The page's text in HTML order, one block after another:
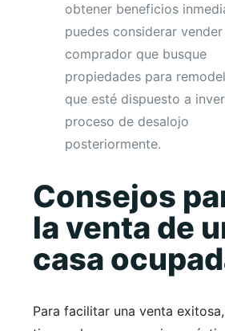
obtener beneficios
puedes considerar vender
comprador que busque
propiedades para
que esté dispuesto a
proceso de desalojo
posteriormente.
Consejos
la venta de
casa
Para facilitar una venta